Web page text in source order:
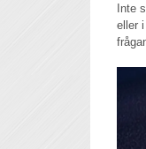
Inte
eller